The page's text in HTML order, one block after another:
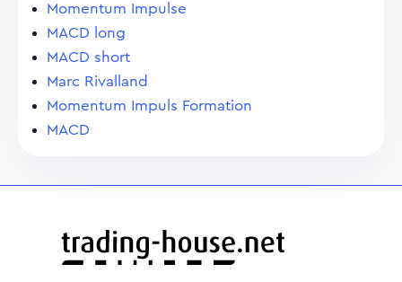
Momentum Impulse
MACD long
MACD short
Marc Rivalland
Momentum Impuls Formation
MACD